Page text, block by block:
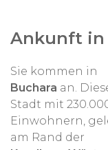
Wir organisieren
Mensch zu
den Miao, Yao,
Provinzen
und (Amdo-
Hui, Uiguren,
Ankunft in
Sie kommen in
Buchara an.
Stadt mit
Einwohnern,
am Rand der